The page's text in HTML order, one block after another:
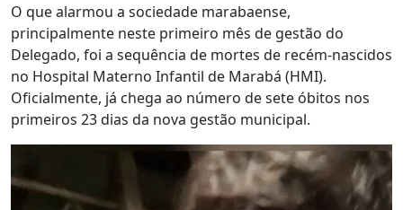
O que alarmou a sociedade marabaense,
principalmente neste primeiro mês de gestão do
Delegado, foi a sequência de mortes de recém-nascidos
no Hospital Materno Infantil de Marabá (HMI).
Oficialmente, já chega ao número de sete óbitos nos
primeiros 23 dias da nova gestão municipal.